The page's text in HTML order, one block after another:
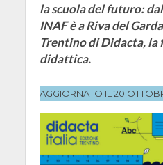
la scuola del futuro:
INAF è a Riva del
Trentino di Didacta,
didattica.
AGGIORNATO IL 20